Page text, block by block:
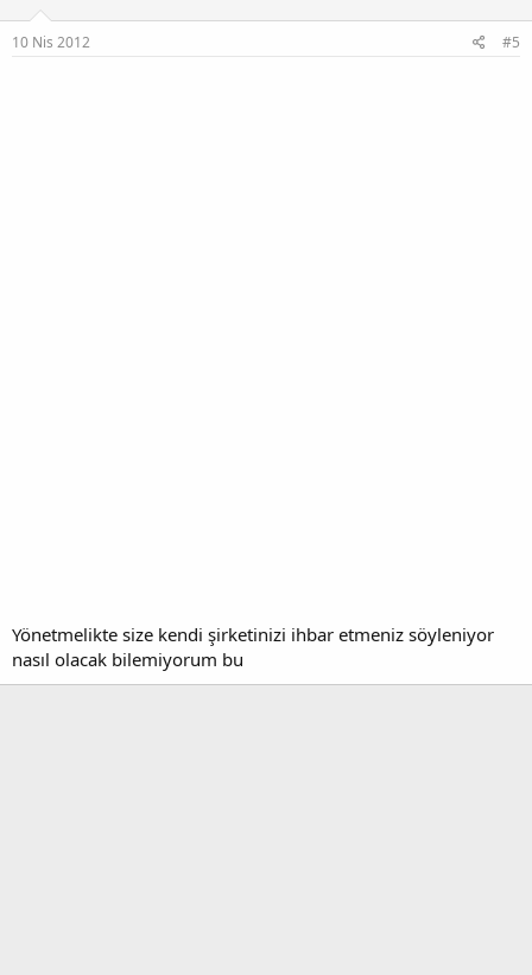
r
:
10 Nis 2012 #5
Yönetmelikte size kendi şirketinizi ihbar etmeniz söyleniyor
nasıl olacak bilemiyorum bu